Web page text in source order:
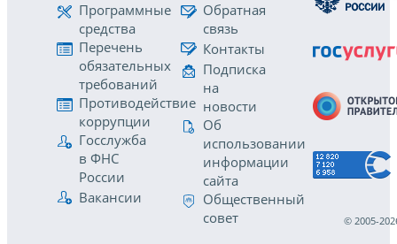
Программные
средства
Перечень
обязательных
требований
Противодействие
коррупции
Госслужба
в ФНС
России
Вакансии
Обратная
связь
Контакты
Подписка
на
новости
Об
использовании
информации
сайта
Общественный
совет
© 2005-